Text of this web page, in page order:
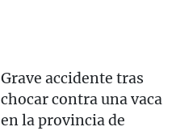
Grave accidente tras
chocar contra una vaca
en la provincia de